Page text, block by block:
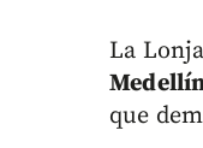
La
que